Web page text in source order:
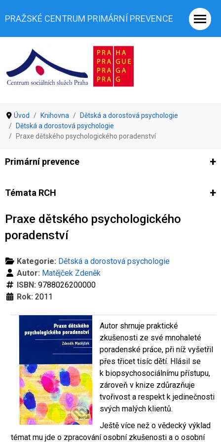
PRAŽSKÉ CENTRUM PRIMÁRNÍ PREVENCE
Úvod Knihovna
Dětská a dorostová psychologie
Dětská a dorostová psychologie
Praxe dětského psychologického poradenství
Primární prevence
Ze světa prevence
Témata RCH
Co je rizikové chování (RCH) Agrese a šikana Závislostní
Praxe dětského psychologického
poradenství
Kategorie: Dětská a dorostová psychologie
Autor: Matějček Zdeněk
ISBN: 9788026200000
Rok: 2011
Autor shrnuje praktické
zkušenosti ze své mnohaleté
poradenské práce, při níž vyšetřil
přes třicet tisíc dětí. Hlásil se
k biopsychosociálnímu přístupu,
zároveň v knize zdůrazňuje
tvořivost a respekt k jedinečnosti
svých malých klientů.
Ještě více než o vědecký výklad
témat mu jde o zpracování osobní zkušenosti a o osobní